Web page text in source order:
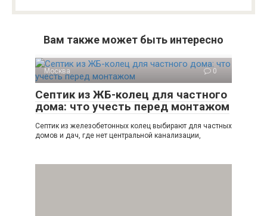
Вам также может быть интересно
Москва 0
Септик из ЖБ-колец для частного
дома: что учесть перед монтажом
Септик из железобетонных колец выбирают для частных
домов и дач, где нет центральной канализации,